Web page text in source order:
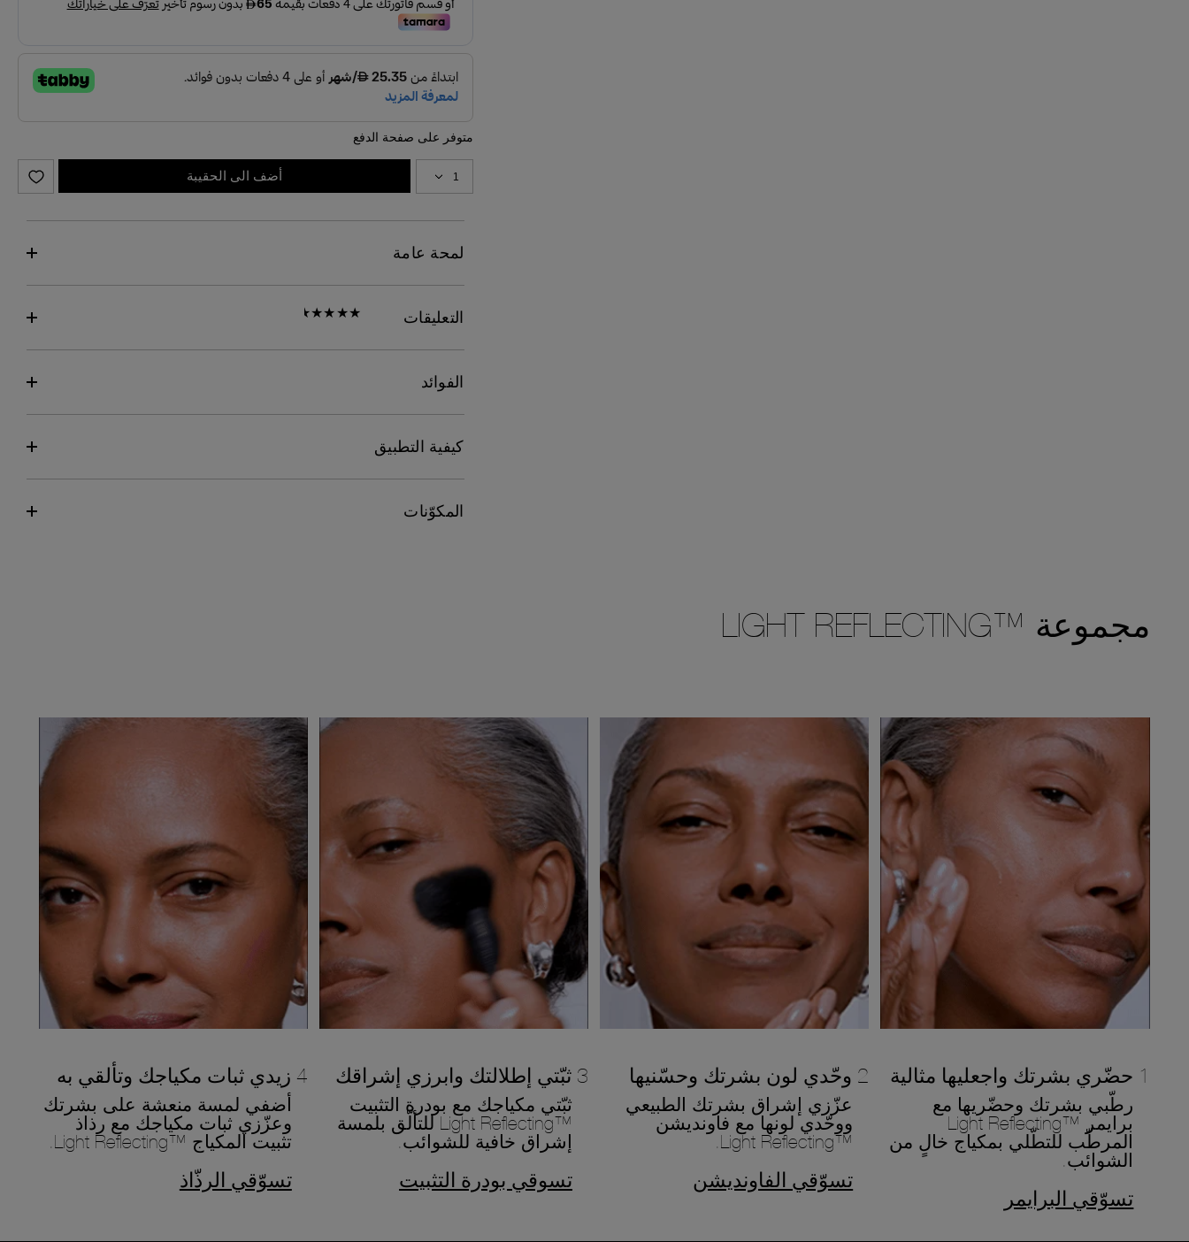
متوفر على صفحة الدفع
أضف الى الحقيبة
لمحة عامة
التعليقات
الفوائد
كيفية التطبيق
المكوّنات
مجموعة ™LIGHT REFLECTING
1 حضّري بشرتك واجعليها مثالية
رطّبي بشرتك وحضّريها مع
برايمر ™Light Reflecting
المرطّب للتطّلي بمكياج خالٍ من
الشوائب.
تسوّقي البرايمر
2 وحّدي لون بشرتك وحسّنيها
عزّزي إشراق بشرتك الطبيعي
ووحّدي لونها مع فاونديشن
™Light Reflecting.
تسوّقي الفاونديشن
3 ثبّتي إطلالتك وابرزي إشراقك
ثبّتي مكياجك مع بودرة التثبيت
™Light Reflecting للتألّق بلمسة
إشراق خافية للشوائب.
تسوقي بودرة التثبيت
4 زيدي ثبات مكياجك وتألقي به
أضفي لمسة منعشة على بشرتك
وعزّزي ثبات مكياجك مع رذاذ
تثبيت المكياج ™Light Reflecting.
تسوّقي الرذّاذ